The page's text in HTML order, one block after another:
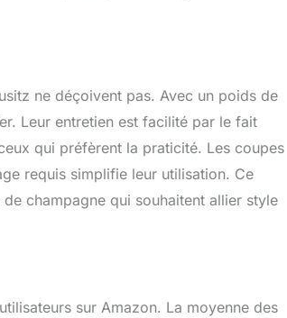
ne déçoivent pas. Avec un poids de
Leur entretien est facilité par le fait
qui préfèrent la praticité. Les coupes
requis simplifie leur utilisation. Ce
champagne qui souhaitent allier style
sur Amazon. La moyenne des